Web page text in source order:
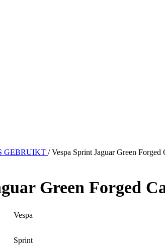
GEBRUIKT / Vespa Sprint Jaguar Green
Green Forged
Vespa
Sprint